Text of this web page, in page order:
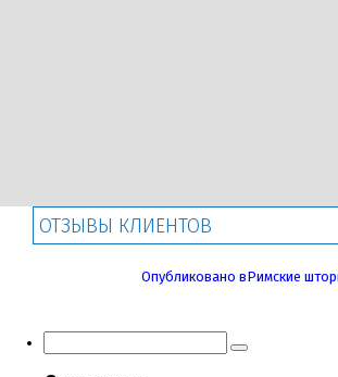
ОТЗЫВЫ КЛИЕНТОВ
Опубликовано вРимские